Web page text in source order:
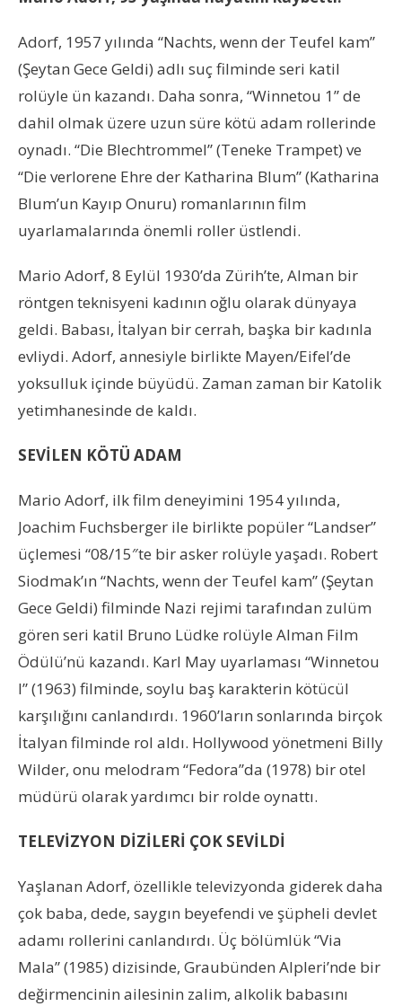
Adorf, 1957 yılında “Nachts, wenn der Teufel kam”
(Şeytan Gece Geldi) adlı suç filminde seri katil
rolüyle ün kazandı. Daha sonra, “Winnetou 1” de
dahil olmak üzere uzun süre kötü adam rollerinde
oynadı. “Die Blechtrommel” (Teneke Trampet) ve
“Die verlorene Ehre der Katharina Blum” (Katharina
Blum’un Kayıp Onuru) romanlarının film
uyarlamalarında önemli roller üstlendi.
Mario Adorf, 8 Eylül 1930’da Zürih’te, Alman bir
röntgen teknisyeni kadının oğlu olarak dünyaya
geldi. Babası, İtalyan bir cerrah, başka bir kadınla
evliydi. Adorf, annesiyle birlikte Mayen/Eifel’de
yoksulluk içinde büyüdü. Zaman zaman bir Katolik
yetimhanesinde de kaldı.
SEVİLEN KÖTÜ ADAM
Mario Adorf, ilk film deneyimini 1954 yılında,
Joachim Fuchsberger ile birlikte popüler “Landser”
üçlemesi “08/15″te bir asker rolüyle yaşadı. Robert
Siodmak’ın “Nachts, wenn der Teufel kam” (Şeytan
Gece Geldi) filminde Nazi rejimi tarafından zulüm
gören seri katil Bruno Lüdke rolüyle Alman Film
Ödülü’nü kazandı. Karl May uyarlaması “Winnetou
I” (1963) filminde, soylu baş karakterin kötücül
karşılığını canlandırdı. 1960’ların sonlarında birçok
İtalyan filminde rol aldı. Hollywood yönetmeni Billy
Wilder, onu melodram “Fedora”da (1978) bir otel
müdürü olarak yardımcı bir rolde oynattı.
TELEVİZYON DİZİLERİ ÇOK SEVİLDİ
Yaşlanan Adorf, özellikle televizyonda giderek daha
çok baba, dede, saygın beyefendi ve şüpheli devlet
adamı rollerini canlandırdı. Üç bölümlük “Via
Mala” (1985) dizisinde, Graubünden Alpleri’nde bir
değirmencinin ailesinin zalim, alkolik babasını